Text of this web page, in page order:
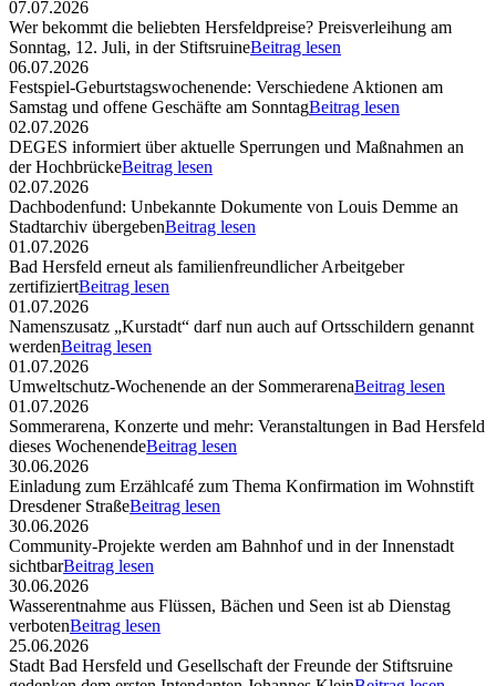
07.07.2026
Wer bekommt die beliebten Hersfeldpreise? Preisverleihung am
Sonntag, 12. Juli, in der StiftsruineBeitrag lesen
06.07.2026
Festspiel-Geburtstagswochenende: Verschiedene Aktionen am
Samstag und offene Geschäfte am SonntagBeitrag lesen
02.07.2026
DEGES informiert über aktuelle Sperrungen und Maßnahmen an
der HochbrückeBeitrag lesen
02.07.2026
Dachbodenfund: Unbekannte Dokumente von Louis Demme an
Stadtarchiv übergebenBeitrag lesen
01.07.2026
Bad Hersfeld erneut als familienfreundlicher Arbeitgeber
zertifiziertBeitrag lesen
01.07.2026
Namenszusatz „Kurstadt“ darf nun auch auf Ortsschildern genannt
werdenBeitrag lesen
01.07.2026
Umweltschutz-Wochenende an der SommerarenaBeitrag lesen
01.07.2026
Sommerarena, Konzerte und mehr: Veranstaltungen in Bad Hersfeld
dieses WochenendeBeitrag lesen
30.06.2026
Einladung zum Erzählcafé zum Thema Konfirmation im Wohnstift
Dresdener StraßeBeitrag lesen
30.06.2026
Community-Projekte werden am Bahnhof und in der Innenstadt
sichtbarBeitrag lesen
30.06.2026
Wasserentnahme aus Flüssen, Bächen und Seen ist ab Dienstag
verbotenBeitrag lesen
25.06.2026
Stadt Bad Hersfeld und Gesellschaft der Freunde der Stiftsruine